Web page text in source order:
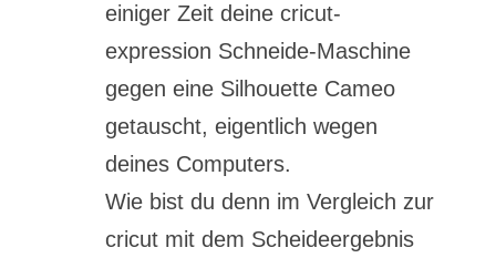
einiger Zeit deine cricut-
expression Schneide-Maschine
gegen eine Silhouette Cameo
getauscht, eigentlich wegen
deines Computers.
Wie bist du denn im Vergleich zur
cricut mit dem Scheideergebnis